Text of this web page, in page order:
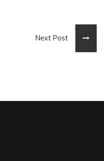
Next Post